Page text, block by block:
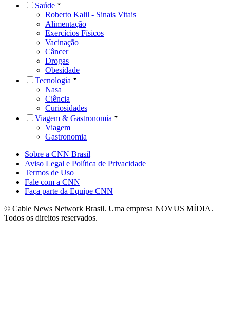
Saúde
Roberto Kalil - Sinais Vitais
Alimentação
Exercícios Físicos
Vacinação
Câncer
Drogas
Obesidade
Tecnologia
Nasa
Ciência
Curiosidades
Viagem & Gastronomia
Viagem
Gastronomia
Sobre a CNN Brasil
Aviso Legal e Política de Privacidade
Termos de Uso
Fale com a CNN
Faça parte da Equipe CNN
© Cable News Network Brasil. Uma empresa NOVUS MÍDIA.
Todos os direitos reservados.